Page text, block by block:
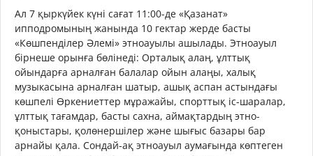
Ал 7 қыркүйек күні сағат 11:00-де «Қазанат»
ипподромының жанында 10 гектар жерде басты
«Көшпенділер Әлемі» этноауылы ашылады. Этноауыл
бірнеше орынға бөлінеді: Орталық алаң, ұлттық
ойындарға арналған балалар ойын алаңы, халық
музыкасына арналған шатыр, ашық аспан астындағы
көшпелі Өркениеттер мұражайы, спорттық іс-шаралар,
ұлттық тағамдар, басты сахна, аймақтардың этно-
қоныстары, қолөнершілер және шығыс базары бар
арнайы қала. Сондай-ақ этноауыл аумағында көптеген